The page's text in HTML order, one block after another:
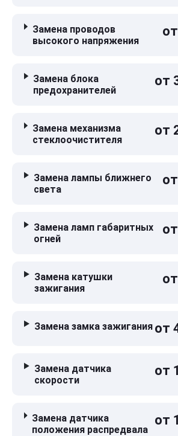
Замена проводов
высокого напряжения
Замена блока
предохранителей
от
Замена механизма
стеклоочистителя
от
Замена лампы ближнего
света
Замена ламп габаритных
огней
Замена катушки
зажигания
Замена замка зажигания от
Замена датчика
скорости
от
Замена датчика
положения распредвала
от